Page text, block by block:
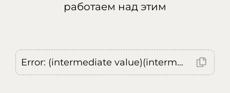
работаем над этим
Error: (intermediate value)(intermediate value)(intermediate value).replaceAll is not a function